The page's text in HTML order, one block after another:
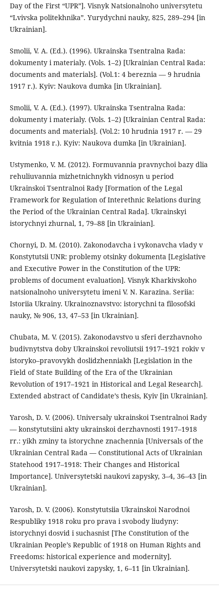
Day of the First “UРR”]. Visnyk Natsionalnoho universytetu
“Lvivska politekhnika”. Yurydychni nauky, 825, 289–294 [in
Ukrainian].
Smolii, V. A. (Ed.). (1996). Ukrainska Tsentralna Rada:
dokumenty i materialy. (Vols. 1–2) [Ukrainian Central Rada:
documents and materials]. (Vol.1: 4 bereznia — 9 hrudnia
1917 r.). Kyiv: Naukova dumka [in Ukrainian].
Smolii, V. A. (Ed.). (1997). Ukrainska Tsentralna Rada:
dokumenty i materialy. (Vols. 1–2) [Ukrainian Central Rada:
documents and materials]. (Vol.2: 10 hrudnia 1917 r. — 29
kvitnia 1918 r.). Kyiv: Naukova dumka [in Ukrainian].
Ustymenko, V. M. (2012). Formuvannia pravnychoi bazy dlia
rehuliuvannia mizhetnichnykh vidnosyn u period
Ukrainskoi Tsentralnoi Rady [Formation of the Legal
Framework for Regulation of Interethnic Relations during
the Period of the Ukrainian Central Rada]. Ukrainskyi
istorychnyi zhurnal, 1, 79–88 [in Ukrainian].
Chornyi, D. M. (2010). Zakonodavcha i vykonavcha vlady v
Konstytutsii UNR: problemy otsinky dokumenta [Legislative
and Executive Power in the Constitution of the UPR:
problems of document evaluation]. Visnyk Kharkivskoho
natsionalnoho universytetu imeni V. N. Karazina. Seriia:
Istoriia Ukrainy. Ukrainoznavstvo: istorychni ta filosofski
nauky, № 906, 13, 47–53 [in Ukrainian].
Chubata, M. V. (2015). Zakonodavstvo u sferi derzhavnoho
budivnytstva doby Ukrainskoi revoliutsii 1917–1921 rokiv v
istoryko–pravovykh doslidzhenniakh [Legislation in the
Field of State Building of the Era of the Ukrainian
Revolution of 1917–1921 in Historical and Legal Research].
Extended abstract of Candidate’s thesis, Kyiv [in Ukrainian].
Yarosh, D. V. (2006). Universaly ukrainskoi Tsentralnoi Rady
— konstytutsiini akty ukrainskoi derzhavnosti 1917–1918
rr.: yikh zminy ta istorychne znachennia [Universals of the
Ukrainian Central Rada — Constitutional Acts of Ukrainian
Statehood 1917–1918: Their Changes and Historical
Importance]. Universytetski naukovi zapysky, 3–4, 36–43 [in
Ukrainian].
Yarosh, D. V. (2006). Konstytutsiia Ukrainskoi Narodnoi
Respubliky 1918 roku pro prava i svobody liudyny:
istorychnyi dosvid i suchasnist [The Constitution of the
Ukrainian People’s Republic of 1918 on Human Rights and
Freedoms: historical experience and modernity].
Universytetski naukovi zapysky, 1, 6–11 [in Ukrainian].